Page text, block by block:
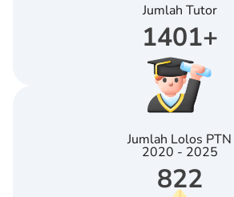
Jumlah Tutor
1401+
Jumlah Lolos PTN
2020 - 2025
822